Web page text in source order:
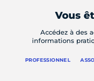
Vous
Accédez à des
informations
PROFESSIONNEL